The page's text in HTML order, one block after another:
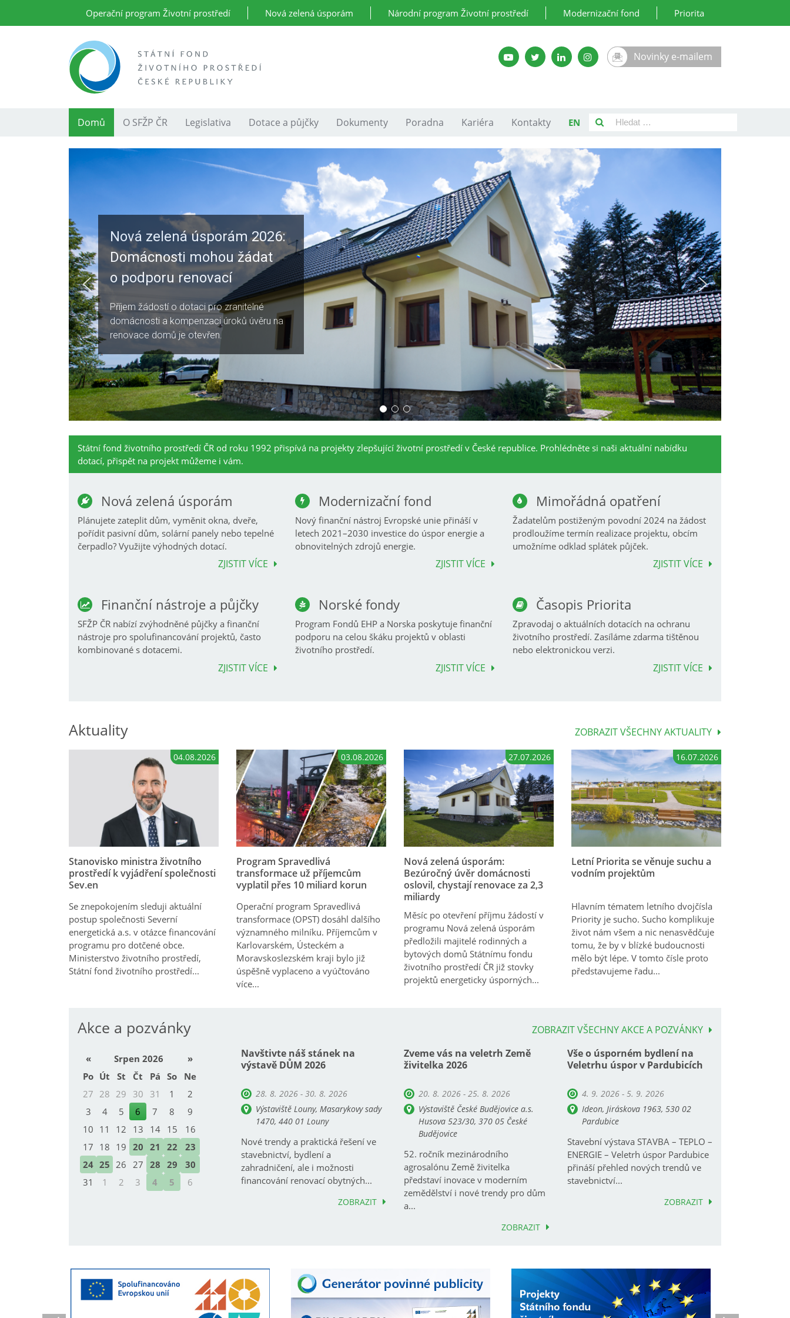
Operační program Životní prostředí Nová zelená úsporám Národní program Životní prostředí Modernizační fond Priorita
Novinky e-mailem
Domů O SFŽP ČR Legislativa Dotace a půjčky Dokumenty Poradna Kariéra Kontakty EN
Nová zelená úsporám 2026:
Domácnosti mohou žádat
o podporu renovací
Příjem žádostí o dotaci pro zranitelné
domácnosti a kompenzaci úroků úvěru na
renovace domů je otevřen.
Státní fond životního prostředí ČR od roku 1992 přispívá na projekty zlepšující životní prostředí v České republice. Prohlédněte si naši aktuální nabídku
dotací, přispět na projekt můžeme i vám.
Nová zelená úsporám
Plánujete zateplit dům, vyměnit okna, dveře,
pořídit pasivní dům, solární panely nebo tepelné
čerpadlo? Využijte výhodných dotací.
ZJISTIT VÍCE
Modernizační fond
Nový finanční nástroj Evropské unie přináší v
letech 2021–2030 investice do úspor energie a
obnovitelných zdrojů energie.
ZJISTIT VÍCE
Mimořádná opatření
Žadatelům postiženým povodní 2024 na žádost
prodloužíme termín realizace projektu, obcím
umožníme odklad splátek půjček.
ZJISTIT VÍCE
Finanční nástroje a půjčky
SFŽP ČR nabízí zvýhodněné půjčky a finanční
nástroje pro spolufinancování projektů, často
kombinované s dotacemi.
ZJISTIT VÍCE
Norské fondy
Program Fondů EHP a Norska poskytuje finanční
podporu na celou škáku projektů v oblasti
životního prostředí.
ZJISTIT VÍCE
Časopis Priorita
Zpravodaj o aktuálních dotacích na ochranu
životního prostředí. Zasíláme zdarma tištěnou
nebo elektronickou verzi.
ZJISTIT VÍCE
Aktuality ZOBRAZIT VŠECHNY AKTUALITY
04.08.2026
Stanovisko ministra životního
prostředí k vyjádření společnosti
Sev.en
Se znepokojením sleduji aktuální
postup společnosti Severní
energetická a.s. v otázce financování
programu pro dotčené obce.
Ministerstvo životního prostředí,
Státní fond životního prostředí...
03.08.2026
Program Spravedlivá
transformace už příjemcům
vyplatil přes 10 miliard korun
Operační program Spravedlivá
transformace (OPST) dosáhl dalšího
významného milníku. Příjemcům v
Karlovarském, Ústeckém a
Moravskoslezském kraji bylo již
úspěšně vyplaceno a vyúčtováno
více...
27.07.2026
Nová zelená úsporám:
Bezúročný úvěr domácnosti
oslovil, chystají renovace za 2,3
miliardy
Měsíc po otevření příjmu žádostí v
programu Nová zelená úsporám
předložili majitelé rodinných a
bytových domů Státnímu fondu
životního prostředí ČR již stovky
projektů energeticky úsporných...
16.07.2026
Letní Priorita se věnuje suchu a
vodním projektům
Hlavním tématem letního dvojčísla
Priority je sucho. Sucho komplikuje
život nám všem a nic nenasvědčuje
tomu, že by v blízké budoucnosti
mělo být lépe. V tomto čísle proto
představujeme řadu...
Akce a pozvánky ZOBRAZIT VŠECHNY AKCE A POZVÁNKY
« Srpen 2026
»
Po Út St Čt Pá So
Ne
27 28 29 30 31 1
2
3
4 5 6 7 8
9
10 11 12 13 14 15
16
17 18 19 20 21 22
23
24 25 26 27 28 29
30
31
1 2 3 4 5 6
Navštivte náš stánek na
výstavě DŮM 2026
28. 8. 2026 - 30. 8. 2026
Výstaviště Louny, Masarykovy sady
1470, 440 01 Louny
Nové trendy a praktická řešení ve
stavebnictví, bydlení a
zahradničení, ale i možnosti
financování renovací obytných...
ZOBRAZIT
Zveme vás na veletrh Země
živitelka 2026
20. 8. 2026 - 25. 8. 2026
Výstaviště České Budějovice a.s.
Husova 523/30, 370 05 České
Budějovice
52. ročník mezinárodního
agrosalónu Země živitelka
představí inovace v moderním
zemědělství i nové trendy pro dům
a...
ZOBRAZIT
Vše o úsporném bydlení na
Veletrhu úspor v Pardubicích
4. 9. 2026 - 5. 9. 2026
Ideon, Jiráskova 1963, 530 02
Pardubice
Stavební výstava STAVBA – TEPLO –
ENERGIE – Veletrh úspor Pardubice
přináší přehled nových trendů ve
stavebnictví...
ZOBRAZIT